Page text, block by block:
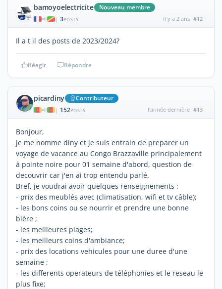
bamoyoelectricite Nouveau membre
| 3POSTS il y a 2 ans #12
Il a t il des posts de 2023/2024?
Réagir Répondre
picardiny Contributeur
| 152POSTS l'année dernière #13
Bonjour,
je me nomme diny et je suis entrain de preparer un
voyage de vacance au Congo Brazzaville principalement
à pointe noire pour 01 semaine d'abord, question de
decouvrir car j'en ai trop entendu parlé.
Bref, je voudrai avoir quelques renseignements :
- prix des meublés avec (climatisation, wifi et tv câble);
- les bons coins ou se nourrir et prendre une bonne
bière ;
- les meilleures plages;
- les meilleurs coins d'ambiance;
- prix des locations vehicules pour une duree d'une
semaine ;
- les differents operateurs de téléphonies et le reseau le
plus fixe;